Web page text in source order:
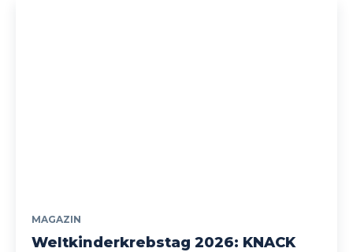
MAGAZIN
Weltkinderkrebstag 2026: KNACK